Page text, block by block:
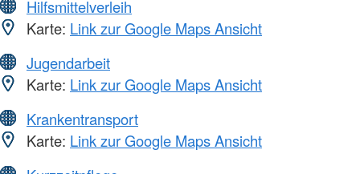
Hilfsmittelverleih
Karte: Link zur Google Maps Ansicht
Jugendarbeit
Karte: Link zur Google Maps Ansicht
Krankentransport
Karte: Link zur Google Maps Ansicht